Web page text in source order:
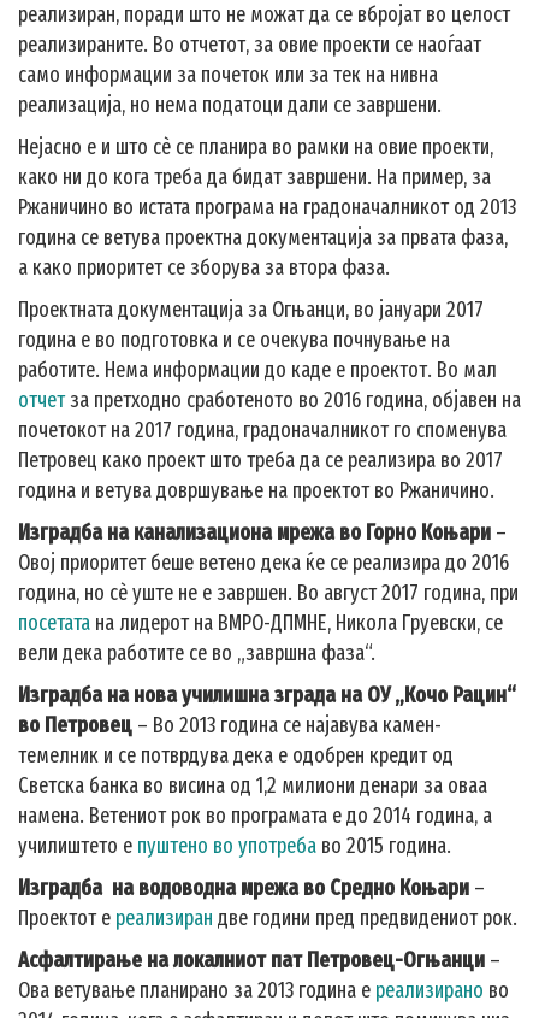
реализиран, поради што не можат да се вбројат во целост
реализираните. Во отчетот, за овие проекти се наоѓаат
само информации за почеток или за тек на нивна
реализација, но нема податоци дали се завршени.
Нејасно е и што сè се планира во рамки на овие проекти,
како ни до кога треба да бидат завршени. На пример, за
Ржаничино во истата програма на градоначалникот од 2013
година се ветува проектна документација за првата фаза,
а како приоритет се зборува за втора фаза.
Проектната документација за Огњанци, во јануари 2017
година е во подготовка и се очекува почнување на
работите. Нема информации до каде е проектот. Во мал
отчетза претходно сработеното во 2016 година, објавен на
почетокот на 2017 година, градоначалникот го споменува
Петровец како проект што треба да се реализира во 2017
година и ветува довршување на проектот во Ржаничино.
Изградба на канализациона мрежа во Горно Коњари –
Овој приоритет беше ветено дека ќе се реализира до 2016
година, но сè уште не е завршен. Во август 2017 година, при
посетата на лидерот на ВМРО-ДПМНЕ, Никола Груевски, се
вели дека работите се во „завршна фаза“.
Изградба на нова училишна зграда на ОУ „Кочо Рацин“
во Петровец – Во 2013 година се најавува камен-
темелник и се потврдува дека е одобрен кредит од
Светска банка во висина од 1,2 милиони денари за оваа
намена. Ветениот рок во програмата е до 2014 година, а
училиштето е пуштено во употреба во 2015 година.
Изградба на водоводна мрежа во Средно Коњари –
Проектот е реализиран две години пред предвидениот рок.
Асфалтирање на локалниот пат Петровец-Огњанци –
Ова ветување планирано за 2013 година е реализирано во